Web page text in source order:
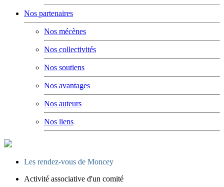
Nos partenaires
Nos mécènes
Nos collectivités
Nos soutiens
Nos avantages
Nos auteurs
Nos liens
Les rendez-vous de Moncey
Activité associative d'un comité